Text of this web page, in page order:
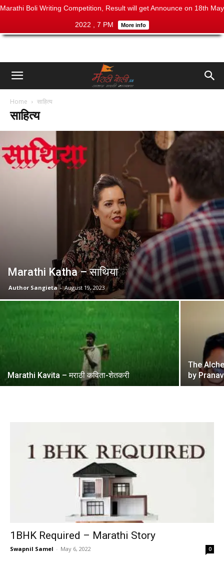
Marathi Boli Writing Competition, Result will get Announce on 18th May
2022 , 7 PM More info
Home साहित्य
साहित्य
Marathi Katha – साथिया
Author Sangieta - August 19, 2023
Marathi Kavita – मराठी कविता-शेतकरी
The
by
1BHK Required – Marathi Story
Swapnil Samel - May 6, 2022 0